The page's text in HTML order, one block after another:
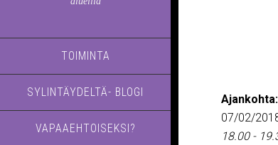
TOIMINTA
SYLINTÄYDELTÄ- BLOGI
VAPAAEHTOISEKSI?
Ajankohta:
07/02/
18.00 -